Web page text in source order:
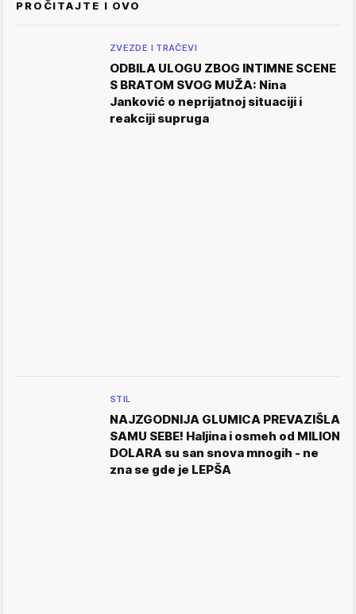
PROČITAJTE I OVO
ZVEZDE I TRAČEVI
ODBILA ULOGU ZBOG INTIMNE SCENE
S BRATOM SVOG MUŽA: Nina
Janković o neprijatnoj situaciji i
reakciji supruga
STIL
NAJZGODNIJA GLUMICA PREVAZIŠLA
SAMU SEBE! Haljina i osmeh od MILION
DOLARA su san snova mnogih - ne
zna se gde je LEPŠA